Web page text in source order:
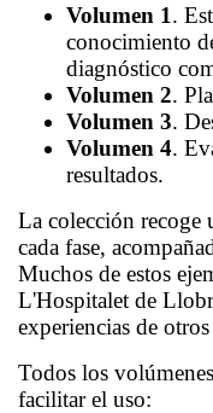
Volumen 1.
conocimiento
diagnóstico
Volumen 2.
Volumen 3.
Volumen 4.
resultados.
La colección recoge
cada fase,
Muchos de estos
L'Hospitalet de
experiencias de
Todos los
facilitar el uso: